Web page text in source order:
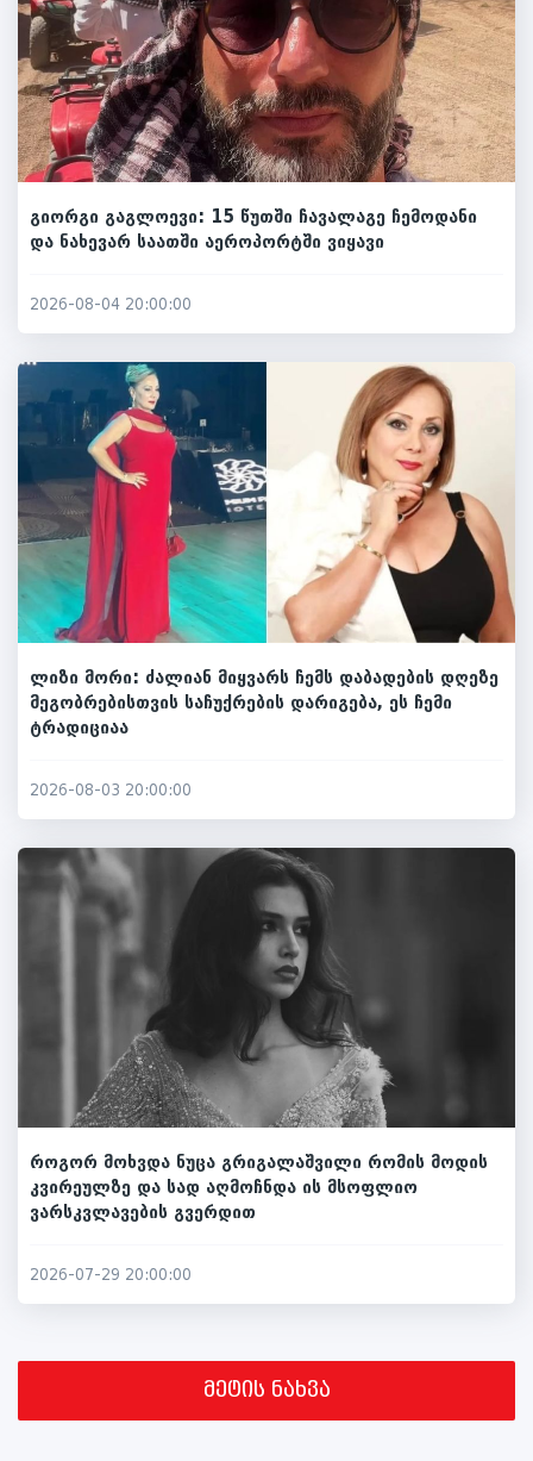
გიორგი გაგლოევი: 15 წუთში ჩავალაგე ჩემოდანი
და ნახევარ საათში აეროპორტში ვიყავი
2026-08-04 20:00:00
ლიზი მორი: ძალიან მიყვარს ჩემს დაბადების დღეზე
მეგობრებისთვის საჩუქრების დარიგება, ეს ჩემი
ტრადიციაა
2026-08-03 20:00:00
როგორ მოხვდა ნუცა გრიგალაშვილი რომის მოდის
კვირეულზე და სად აღმოჩნდა ის მსოფლიო
ვარსკვლავების გვერდით
2026-07-29 20:00:00
მეტის ნახვა